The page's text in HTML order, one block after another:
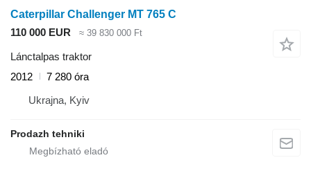
Caterpillar Challenger MT 765 C
110 000 EUR
≈ 39 830 000 Ft
Lánctalpas traktor
2012
7 280 óra
Ukrajna, Kyiv
Prodazh tehniki